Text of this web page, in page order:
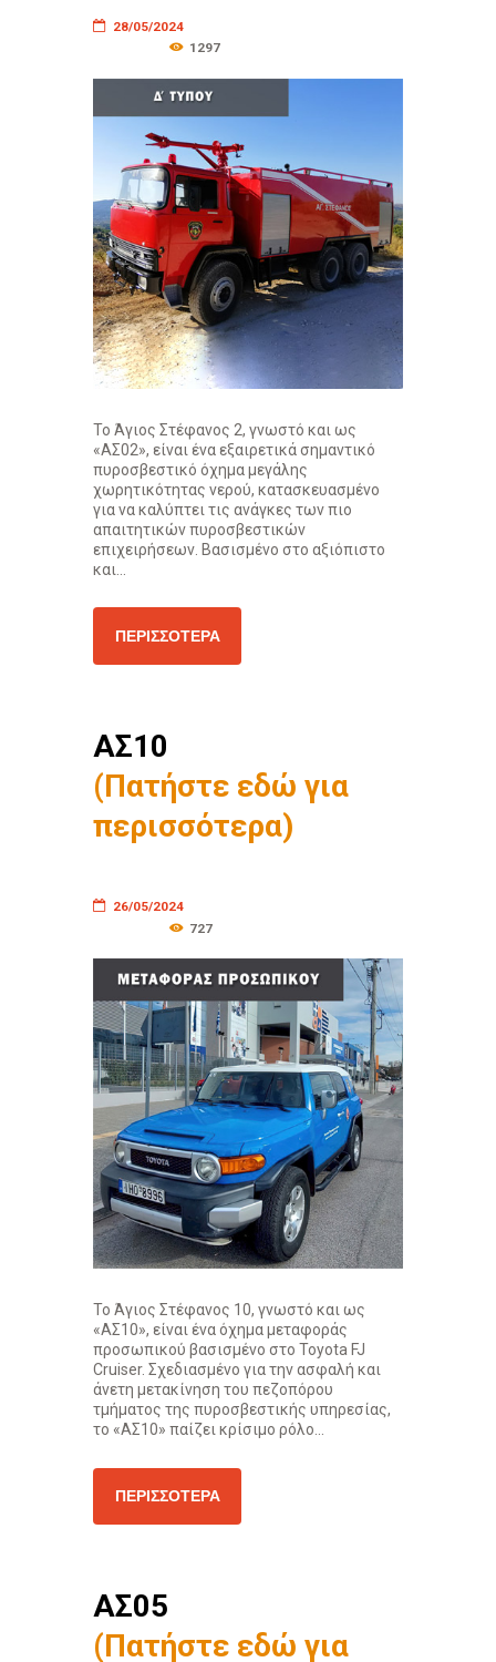
28/05/2024
1297
Το Άγιος Στέφανος 2, γνωστό και ως
«ΑΣ02», είναι ένα εξαιρετικά σημαντικό
πυροσβεστικό όχημα μεγάλης
χωρητικότητας νερού, κατασκευασμένο
για να καλύπτει τις ανάγκες των πιο
απαιτητικών πυροσβεστικών
επιχειρήσεων. Βασισμένο στο αξιόπιστο
και...
ΠΕΡΙΣΣΌΤΕΡΑ
ΑΣ10
(Πατήστε εδώ για
περισσότερα)
26/05/2024
727
Το Άγιος Στέφανος 10, γνωστό και ως
«ΑΣ10», είναι ένα όχημα μεταφοράς
προσωπικού βασισμένο στο Toyota FJ
Cruiser. Σχεδιασμένο για την ασφαλή και
άνετη μετακίνηση του πεζοπόρου
τμήματος της πυροσβεστικής υπηρεσίας,
το «ΑΣ10» παίζει κρίσιμο ρόλο...
ΠΕΡΙΣΣΌΤΕΡΑ
ΑΣ05
(Πατήστε εδώ για